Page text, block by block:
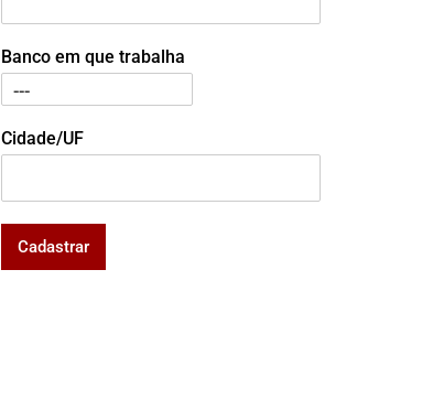
Banco em que trabalha
Cidade/UF
Cadastrar